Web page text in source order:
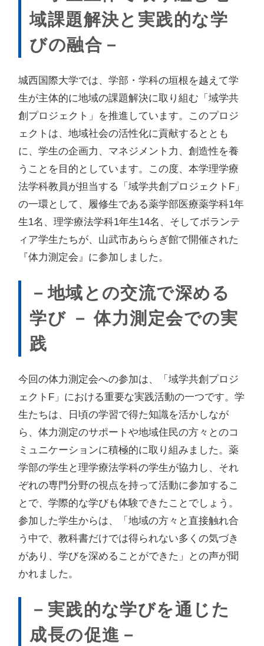
域課題解決と実践的な学
びの融合－
城西国際大学では、学部・学科の垣根を越えて学
生が主体的に地域の課題解決に取り組む「域学共
創プロジェクト」を推進しています。このプロジ
ェクトは、地域社会の活性化に貢献するととも
に、学生の企画力、マネジメント力、創造性を養
うことを目的としています。この度、本学理学療
法学科教員が担当する「域学共創プロジェクトF」
の一環として、履修生である薬学部医療薬学科1年
生1名、理学療法学科1年生14名、そしてボランテ
ィア学生たちが、山武市あららぎ館で開催された
『体力測定会』に参加しました。
－地域との交流で深める
学び － 体力測定会での実
践
今回の体力測定会への参加は、「域学共創プロジ
ェクトF」における重要な実践活動の一つです。学
生たちは、日頃の学習で得た知識を活かしなが
ら、体力測定のサポートや地域住民の方々とのコ
ミュニケーションに積極的に取り組みました。薬
学部の学生と理学療法学科の学生が協力し、それ
ぞれの専門分野の視点を持って活動に参加するこ
とで、学際的な学びも体験できたことでしょう。
参加した学生からは、「地域の方々と直接触れ合
う中で、教科書だけでは得られない多くの気づき
があり、学びを深めることができた」との声が聞
かれました。
－実践的な学びを通じた
成長の促進－